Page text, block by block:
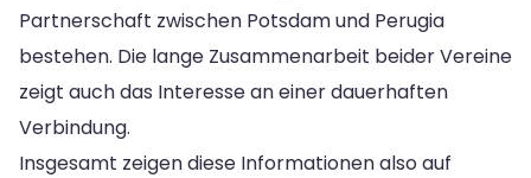
Partnerschaft zwischen Potsdam und Perugia
bestehen. Die lange Zusammenarbeit beider Vereine
zeigt auch das Interesse an einer dauerhaften
Verbindung.
Insgesamt zeigen diese Informationen also auf